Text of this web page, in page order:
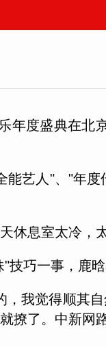
年度盛典在
艺人"、"年
休息室太冷，
巧一事，鹿
我觉得顺其
撩了。中新网